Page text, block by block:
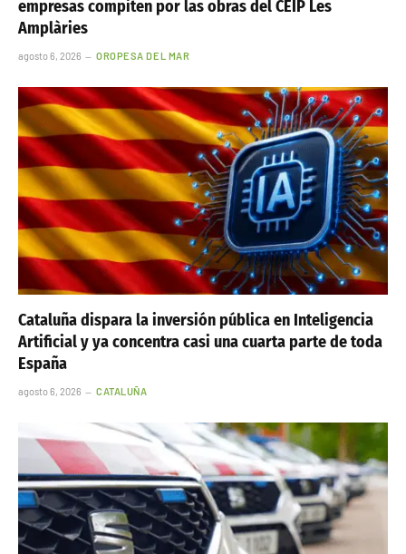
empresas compiten por las obras del CEIP Les
Amplàries
agosto 6, 2026 OROPESA DEL MAR
Cataluña dispara la inversión pública en Inteligencia
Artificial y ya concentra casi una cuarta parte de toda
España
agosto 6, 2026 CATALUÑA